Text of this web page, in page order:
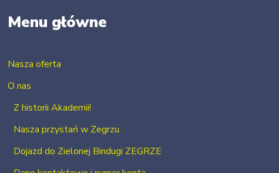
Menu główne
Nasza oferta
O nas
Z historii Akademii!
Nasza przystań w Zegrzu
Dojazd do Zielonej Bindugi ZEGRZE